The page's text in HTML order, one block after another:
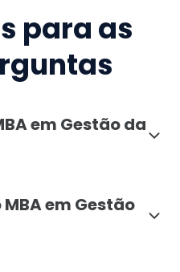
para as
em Gestão da
em Gestão